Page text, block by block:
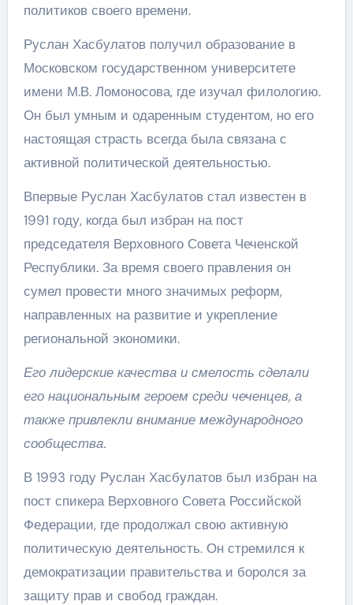
политиков своего времени.
Руслан Хасбулатов получил образование в
Московском государственном университете
имени М.В. Ломоносова, где изучал филологию.
Он был умным и одаренным студентом, но его
настоящая страсть всегда была связана с
активной политической деятельностью.
Впервые Руслан Хасбулатов стал известен в
1991 году, когда был избран на пост
председателя Верховного Совета Чеченской
Республики. За время своего правления он
сумел провести много значимых реформ,
направленных на развитие и укрепление
региональной экономики.
Его лидерские качества и смелость сделали
его национальным героем среди чеченцев, а
также привлекли внимание международного
сообщества.
В 1993 году Руслан Хасбулатов был избран на
пост спикера Верховного Совета Российской
Федерации, где продолжал свою активную
политическую деятельность. Он стремился к
демократизации правительства и боролся за
защиту прав и свобод граждан.